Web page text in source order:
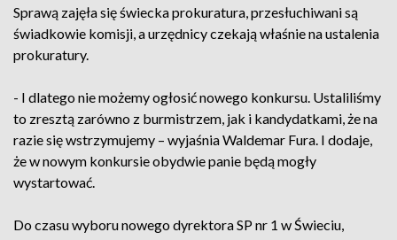
Sprawą zajęła się świecka prokuratura, przesłuchiwani są
świadkowie komisji, a urzędnicy czekają właśnie na ustalenia
prokuratury.
- I dlatego nie możemy ogłosić nowego konkursu. Ustaliliśmy
to zresztą zarówno z burmistrzem, jak i kandydatkami, że na
razie się wstrzymujemy – wyjaśnia Waldemar Fura. I dodaje,
że w nowym konkursie obydwie panie będą mogły
wystartować.
Do czasu wyboru nowego dyrektora SP nr 1 w Świeciu,